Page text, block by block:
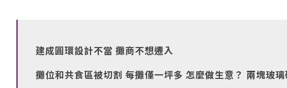
建成圓環設計不當 攤商不想遷入
攤位和共食區被切割 每攤僅一坪多 怎麼做生意？ 兩塊玻